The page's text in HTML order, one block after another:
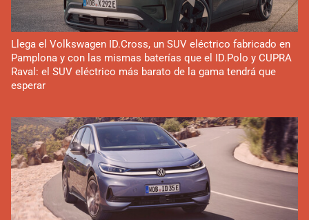
Llega el Volkswagen ID.Cross, un SUV eléctrico fabricado en
Pamplona y con las mismas baterías que el ID.Polo y CUPRA
Raval: el SUV eléctrico más barato de la gama tendrá que
esperar